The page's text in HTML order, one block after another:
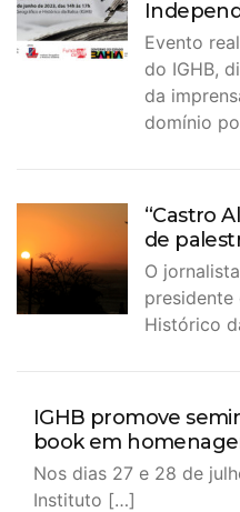
Evento
do IGHB,
da
domínio
“Castro
de
O
Histórico
IGHB promove
book em
Nos dias 27 e 28 de
Instituto […]